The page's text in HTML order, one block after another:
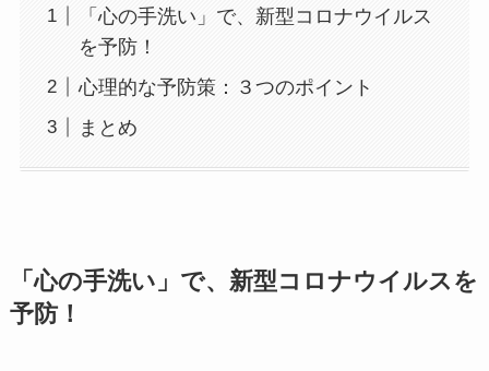
「心の手洗い」で、新型コロナウイルス
を予防！
心理的な予防策：３つのポイント
まとめ
「心の手洗い」で、新型コロナウイルスを
予防！